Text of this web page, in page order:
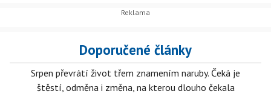
Doporučené články
Srpen převrátí život třem znamením naruby. Čeká je
štěstí, odměna i změna, na kterou dlouho čekala